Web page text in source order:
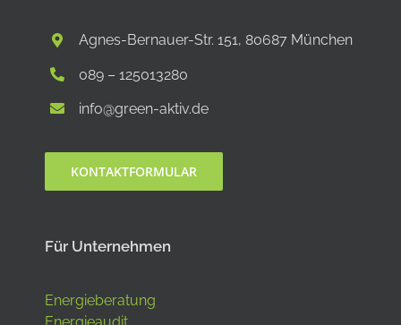
Agnes-Bernauer-Str. 151, 80687 München
089 – 125013280
info@green-aktiv.de
KONTAKTFORMULAR
Für Unternehmen
Energieberatung